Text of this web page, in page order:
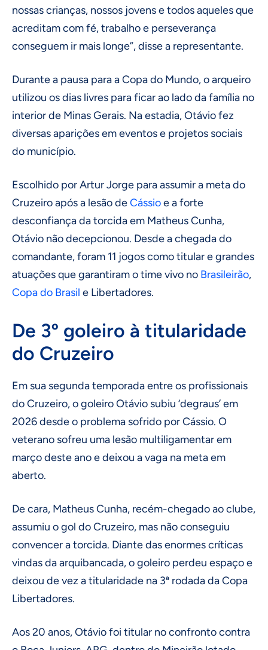
nossas crianças, nossos jovens e todos aqueles que
acreditam com fé, trabalho e perseverança
conseguem ir mais longe”, disse a representante.
Durante a pausa para a Copa do Mundo, o arqueiro
utilizou os dias livres para ficar ao lado da família no
interior de Minas Gerais. Na estadia, Otávio fez
diversas aparições em eventos e projetos sociais
do município.
Escolhido por Artur Jorge para assumir a meta do
Cruzeiro após a lesão deCássioe a forte
desconfiança da torcida em Matheus Cunha,
Otávio não decepcionou. Desde a chegada do
comandante, foram 11 jogos como titular e grandes
atuações que garantiram o time vivo no Brasileirão,
Copa do Brasil e Libertadores.
De 3º goleiro à titularidade
do Cruzeiro
Em sua segunda temporada entre os profissionais
do Cruzeiro, o goleiro Otávio subiu ‘degraus’ em
2026 desde o problema sofrido por Cássio. O
veterano sofreu uma lesão multiligamentar em
março deste ano e deixou a vaga na meta em
aberto.
De cara, Matheus Cunha, recém-chegado ao clube,
assumiu o gol do Cruzeiro, mas não conseguiu
convencer a torcida. Diante das enormes críticas
vindas da arquibancada, o goleiro perdeu espaço e
deixou de vez a titularidade na 3ª rodada da Copa
Libertadores.
Aos 20 anos, Otávio foi titular no confronto contra